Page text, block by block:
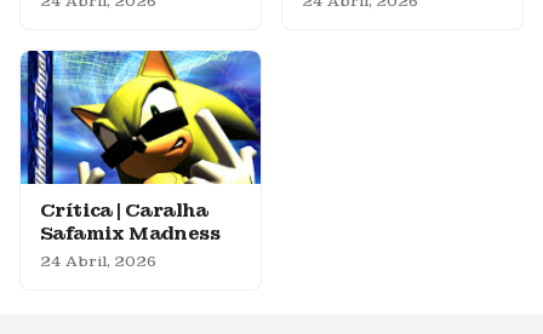
Crítica | Caralha
Safamix Madness
24 Abril, 2026